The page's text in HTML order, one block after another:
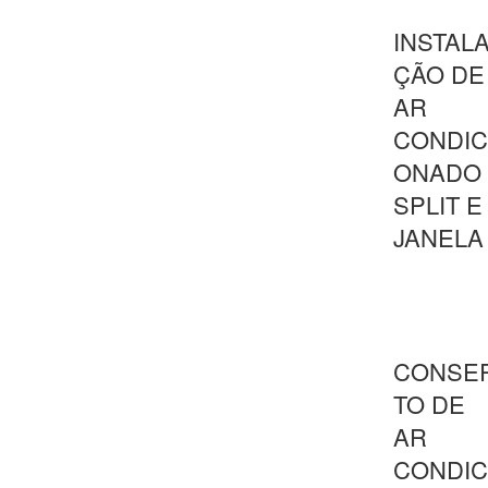
ÇÃO DE
AR
ONADO
SPLIT E
JANELA
TO DE
AR